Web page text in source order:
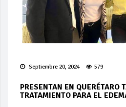
Septiembre 20, 2024 579
PRESENTAN EN QUERÉTARO
TRATAMIENTO PARA EL